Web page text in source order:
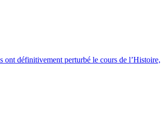
ont définitivement perturbé le cours de l’Histoire,